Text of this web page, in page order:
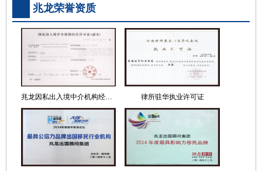
兆龙荣誉资质
兆龙因私出入境中介机构经营许可证 律所驻华执业许可证